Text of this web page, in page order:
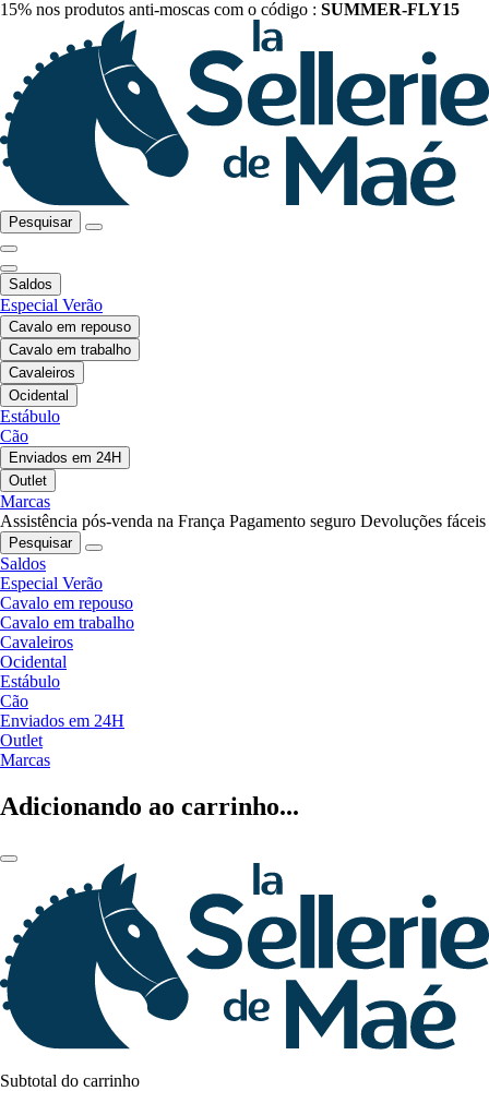
15% nos produtos anti-moscas com o código : SUMMER-FLY15
Pesquisar
Saldos
Especial Verão
Cavalo em repouso
Cavalo em trabalho
Cavaleiros
Ocidental
Estábulo
Cão
Enviados em 24H
Outlet
Marcas
Assistência pós-venda na França Pagamento seguro Devoluções fáceis
Pesquisar
Saldos
Especial Verão
Cavalo em repouso
Cavalo em trabalho
Cavaleiros
Ocidental
Estábulo
Cão
Enviados em 24H
Outlet
Marcas
Adicionando ao carrinho...
Subtotal do carrinho